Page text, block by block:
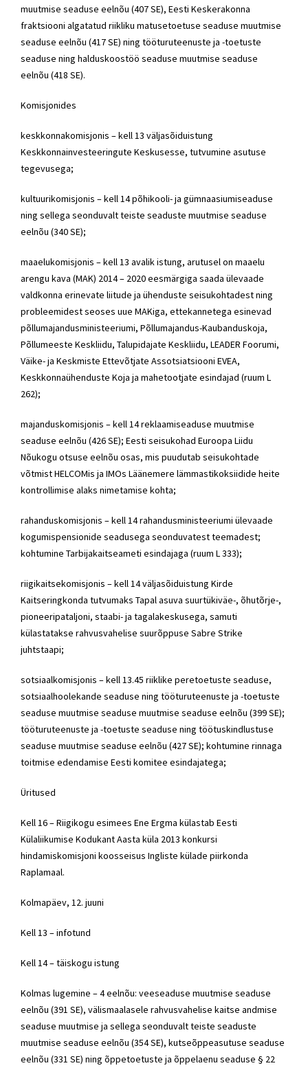
muutmise seaduse eelnõu (407 SE), Eesti Keskerakonna
fraktsiooni algatatud riikliku matusetoetuse seaduse muutmise
seaduse eelnõu (417 SE) ning tööturuteenuste ja -toetuste
seaduse ning halduskoostöö seaduse muutmise seaduse
eelnõu (418 SE).
Komisjonides
keskkonnakomisjonis – kell 13 väljasõiduistung
Keskkonnainvesteeringute Keskusesse, tutvumine asutuse
tegevusega;
kultuurikomisjonis – kell 14 põhikooli- ja gümnaasiumiseaduse
ning sellega seonduvalt teiste seaduste muutmise seaduse
eelnõu (340 SE);
maaelukomisjonis – kell 13 avalik istung, arutusel on maaelu
arengu kava (MAK) 2014 – 2020 eesmärgiga saada ülevaade
valdkonna erinevate liitude ja ühenduste seisukohtadest ning
probleemidest seoses uue MAKiga, ettekannetega esinevad
põllumajandusministeeriumi, Põllumajandus-Kaubanduskoja,
Põllumeeste Keskliidu, Talupidajate Keskliidu, LEADER Foorumi,
Väike- ja Keskmiste Ettevõtjate Assotsiatsiooni EVEA,
Keskkonnaühenduste Koja ja mahetootjate esindajad (ruum L
262);
majanduskomisjonis – kell 14 reklaamiseaduse muutmise
seaduse eelnõu (426 SE); Eesti seisukohad Euroopa Liidu
Nõukogu otsuse eelnõu osas, mis puudutab seisukohtade
võtmist HELCOMis ja IMOs Läänemere lämmastikoksiidide heite
kontrollimise alaks nimetamise kohta;
rahanduskomisjonis – kell 14 rahandusministeeriumi ülevaade
kogumispensionide seadusega seonduvatest teemadest;
kohtumine Tarbijakaitseameti esindajaga (ruum L 333);
riigikaitsekomisjonis – kell 14 väljasõiduistung Kirde
Kaitseringkonda tutvumaks Tapal asuva suurtükiväe-, õhutõrje-,
pioneeripataljoni, staabi- ja tagalakeskusega, samuti
külastatakse rahvusvahelise suurõppuse Sabre Strike
juhtstaapi;
sotsiaalkomisjonis – kell 13.45 riiklike peretoetuste seaduse,
sotsiaalhoolekande seaduse ning tööturuteenuste ja -toetuste
seaduse muutmise seaduse muutmise seaduse eelnõu (399 SE);
tööturuteenuste ja -toetuste seaduse ning töötuskindlustuse
seaduse muutmise seaduse eelnõu (427 SE); kohtumine rinnaga
toitmise edendamise Eesti komitee esindajatega;
Üritused
Kell 16 – Riigikogu esimees Ene Ergma külastab Eesti
Külaliikumise Kodukant Aasta küla 2013 konkursi
hindamiskomisjoni koosseisus Ingliste külade piirkonda
Raplamaal.
Kolmapäev, 12. juuni
Kell 13 – infotund
Kell 14 – täiskogu istung
Kolmas lugemine – 4 eelnõu: veeseaduse muutmise seaduse
eelnõu (391 SE), välismaalasele rahvusvahelise kaitse andmise
seaduse muutmise ja sellega seonduvalt teiste seaduste
muutmise seaduse eelnõu (354 SE), kutseõppeasutuse seaduse
eelnõu (331 SE) ning õppetoetuste ja õppelaenu seaduse § 22